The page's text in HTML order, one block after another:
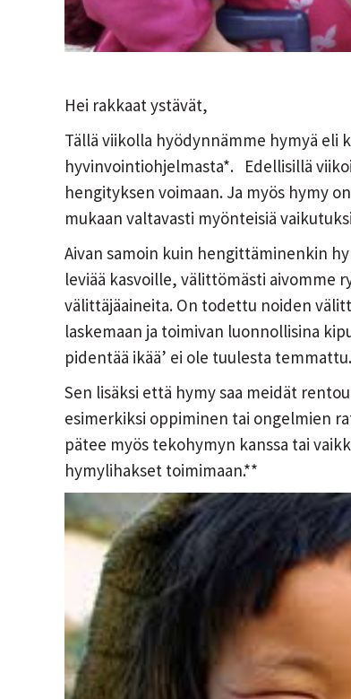
Hei rakkaat ystävät,
Tällä viikolla hyödynnämme hymyä eli
hyvinvointiohjelmasta*. Edellisillä
hengityksen voimaan. Ja myös hymy
mukaan valtavasti myönteisiä
Aivan samoin kuin hengittäminenkin
leviää kasvoille, välittömästi aivomme
välittäjäaineita. On todettu noiden
laskemaan ja toimivan luonnollisina
pidentää ikää’ ei ole tuulesta
Sen lisäksi että hymy saa meidät
esimerkiksi oppiminen tai ongelmien
pätee myös tekohymyn kanssa tai
hymylihakset toimimaan.**